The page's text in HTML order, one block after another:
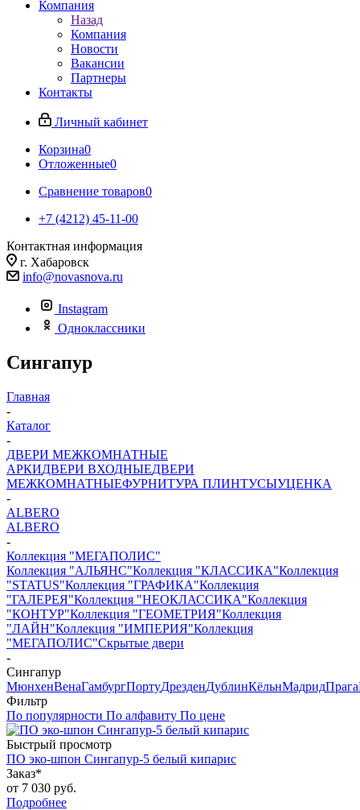
Компания
Назад
Компания
Новости
Вакансии
Партнеры
Контакты
Личный кабинет
Корзина0
Отложенные0
Сравнение товаров0
+7 (4212) 45-11-00
Контактная информация
г. Хабаровск
info@novasnova.ru
Instagram
Одноклассники
Сингапур
Главная
-
Каталог
-
ДВЕРИ МЕЖКОМНАТНЫЕ
АРКИДВЕРИ ВХОДНЫЕДВЕРИ
МЕЖКОМНАТНЫЕФУРНИТУРА ПЛИНТУСЫУЦЕНКА
-
ALBERO
ALBERO
-
Коллекция "МЕГАПОЛИС"
Коллекция "АЛЬЯНС"Коллекция "КЛАССИКА"Коллекция
"STATUS"Коллекция "ГРАФИКА"Коллекция
"ГАЛЕРЕЯ"Коллекция "НЕОКЛАССИКА"Коллекция
"КОНТУР"Коллекция "ГЕОМЕТРИЯ"Коллекция
"ЛАЙН"Коллекция "ИМПЕРИЯ"Коллекция
"МЕГАПОЛИС"Скрытые двери
-
Сингапур
МюнхенВенаГамбургПортуДрезденДублинКёльнМадридПрага
Фильтр
По популярности По алфавиту По цене
Быстрый просмотр
ПО эко-шпон Сингапур-5 белый кипарис
Заказ*
от 7 030 руб.
Подробнее